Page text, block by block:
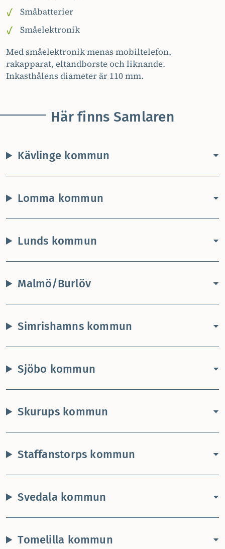
Småbatterier
Småelektronik
Med småelektronik menas mobiltelefon,
rakapparat, eltandborste och liknande.
Inkasthålens diameter är 110 mm.
Här finns Samlaren
Kävlinge kommun
Lomma kommun
Lunds kommun
Malmö/Burlöv
Simrishamns kommun
Sjöbo kommun
Skurups kommun
Staffanstorps kommun
Svedala kommun
Tomelilla kommun